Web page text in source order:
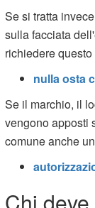
Se si tratta
sulla facciata
richiedere questo
nulla osta
Se il marchio, il
vengono apposti
comune anche
Chi